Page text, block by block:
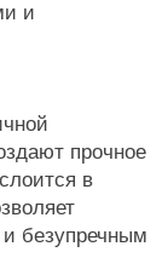
и
прочное
в
безупречным